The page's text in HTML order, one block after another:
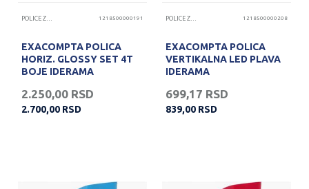
POLICE ZA DOKUMENTA 1218500000191
EXACOMPTA POLICA
HORIZ. GLOSSY SET 4T
BOJE IDERAMA
2.250,00 RSD
2.700,00 RSD
POLICE ZA DOKUMENTA 1218500000208
EXACOMPTA POLICA
VERTIKALNA LED PLAVA
IDERAMA
699,17 RSD
839,00 RSD